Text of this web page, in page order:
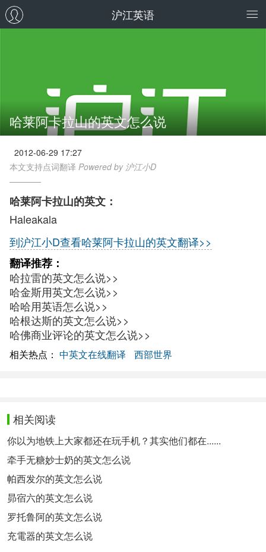
沪江英语
哈莱阿卡拉山的英文怎么说
2012-06-29 17:27
本文支持点词翻译 Powered by 沪江小D
哈莱阿卡拉山的英文：
Haleakala
到沪江小D查看哈莱阿卡拉山的英文翻译>>
翻译推荐：
哈拉雷的英文怎么说>>
哈金斯用英文怎么说>>
哈哈用英语怎么说>>
哈根达斯的英文怎么说>>
哈佛商业评论的英文怎么说>>
相关热点： 中英文在线翻译 西部世界
相关阅读
你以为地铁上大家都还在玩手机？其实他们都在......
牵手无糖妙士奶的英文怎么说
帕西发尔的英文怎么说
昴宿六的英文怎么说
罗托鲁阿的英文怎么说
充電器的英文怎么说